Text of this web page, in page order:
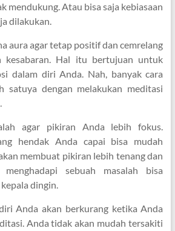
mendukung. Atau bisa saja kebiasaan
dilakukan.
aura agar tetap positif dan cemrelang
kesabaran. Hal itu bertujuan untuk
dalam diri Anda. Nah, banyak cara
satuya dengan melakukan meditasi
agar pikiran Anda lebih fokus.
hendak Anda capai bisa mudah
membuat pikiran lebih tenang dan
sebuah masalah bisa
dingin.
Anda akan berkurang ketika Anda
Anda tidak akan mudah tersakiti